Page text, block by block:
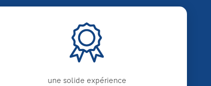
une solide expérience